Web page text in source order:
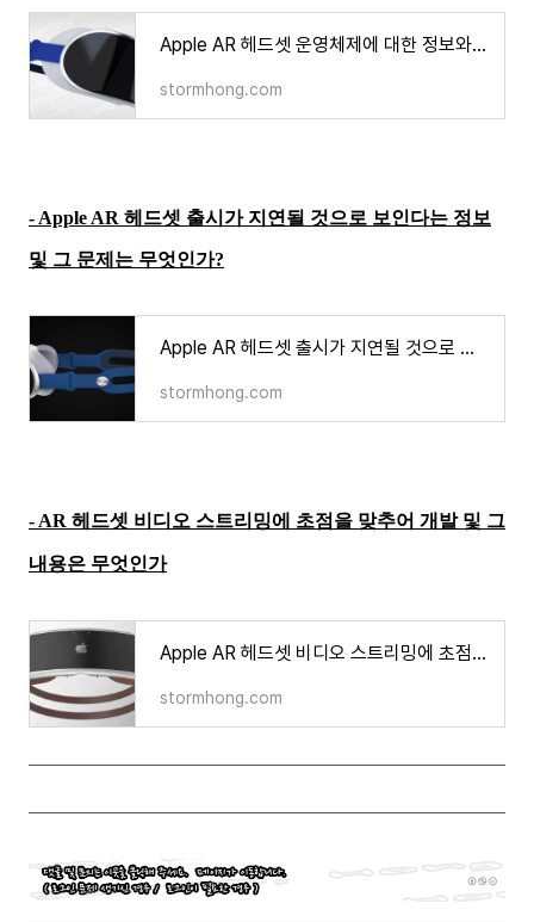
Apple AR 헤드셋 운영체제에 대한 정보와 그에 대한 이름이 나타났다?
stormhong.com
- Apple AR 헤드셋 출시가 지연될 것으로 보인다는 정보
및 그 문제는 무엇인가?
Apple AR 헤드셋 출시가 지연될 것으로 보인다는 정보 및 그 문제는 무엇인가?
stormhong.com
- AR 헤드셋 비디오 스트리밍에 초점을 맞추어 개발 및 그
내용은 무엇인가
Apple AR 헤드셋 비디오 스트리밍에 초점을 맞추어 개발 및 그 내용은 무엇인가?
stormhong.com